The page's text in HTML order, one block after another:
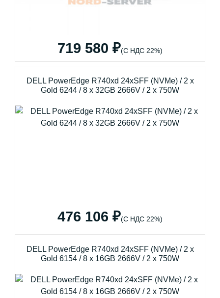
719 580 ₽(С НДС 22%)
DELL PowerEdge R740xd 24xSFF (NVMe) / 2 x
Gold 6244 / 8 x 32GB 2666V / 2 x 750W
476 106 ₽(С НДС 22%)
DELL PowerEdge R740xd 24xSFF (NVMe) / 2 x
Gold 6154 / 8 x 16GB 2666V / 2 x 750W